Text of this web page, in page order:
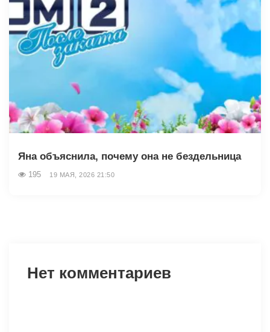
Яна объяснила, почему она не бездельница
195 19 МАЯ, 2026 21:50
Нет комментариев